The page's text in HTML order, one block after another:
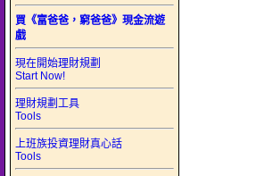
買《富爸爸，窮爸爸》現金流遊
戲
現在開始理財規劃
Start Now!
理財規劃工具
Tools
上班族投資理財真心話
Tools